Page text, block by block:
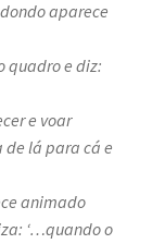
aparece
quadro e diz:
e voar
de lá para cá e
animado
‘…quando o